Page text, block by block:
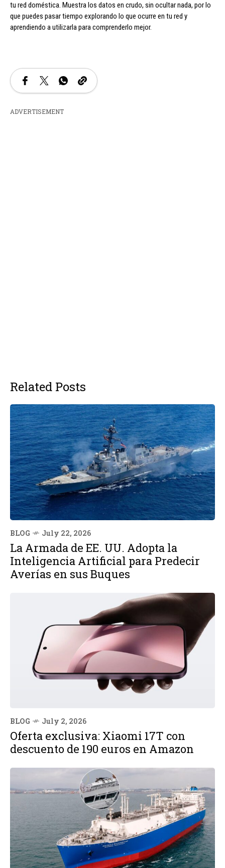
tu red doméstica. Muestra los datos en crudo, sin ocultar nada, por lo
que puedes pasar tiempo explorando lo que ocurre en tu red y
aprendiendo a utilizarla para comprenderlo mejor.
ADVERTISEMENT
Related Posts
BLOG July 22, 2026
La Armada de EE. UU. Adopta la
Inteligencia Artificial para Predecir
Averías en sus Buques
BLOG July 2, 2026
Oferta exclusiva: Xiaomi 17T con
descuento de 190 euros en Amazon